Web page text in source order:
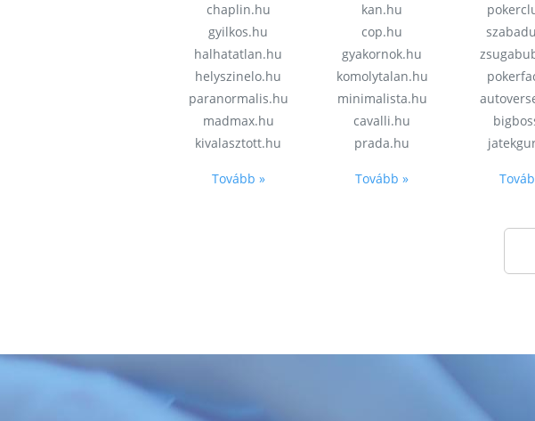
chaplin.hu
gyilkos.hu
halhatatlan.hu
helyszinelo.hu
paranormalis.hu
madmax.hu
kivalasztott.hu
Tovább »
kan.hu
cop.hu
gyakornok.hu
komolytalan.hu
minimalista.hu
cavalli.hu
prada.hu
Tovább »